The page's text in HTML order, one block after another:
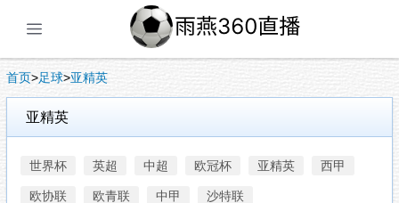
首页>足球>亚精英
亚精英
世界杯 英超 中超 欧冠杯 亚精英 西甲
欧协联 欧青联 中甲 沙特联